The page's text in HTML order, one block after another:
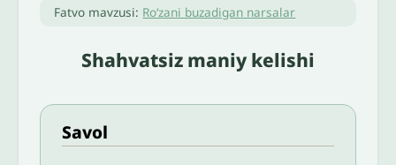
Fatvo mavzusi: Roʻzani buzadigan narsalar
Shahvatsiz maniy kelishi
Savol